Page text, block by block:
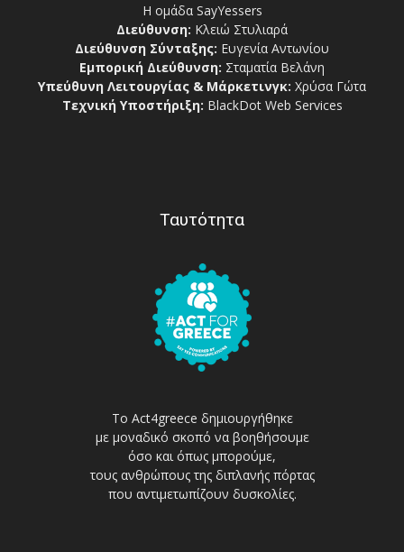
Η ομάδα SayYessers
Διεύθυνση: Κλειώ Στυλιαρά
Διεύθυνση Σύνταξης: Ευγενία Αντωνίου
Εμπορική Διεύθυνση: Σταματία Βελάνη
Υπεύθυνη Λειτουργίας & Μάρκετινγκ: Χρύσα Γώτα
Τεχνική Υποστήριξη: BlackDot Web Services
Ταυτότητα
Το Act4greece δημιουργήθηκε
με μοναδικό σκοπό να βοηθήσουμε
όσο και όπως μπορούμε,
τους ανθρώπους της διπλανής πόρτας
που αντιμετωπίζουν δυσκολίες.